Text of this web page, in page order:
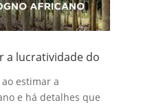
a lucratividade do
estimar a
e há detalhes que